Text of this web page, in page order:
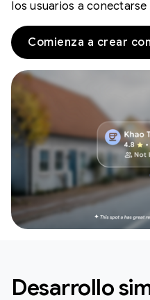
los usuarios a
Desarrollo